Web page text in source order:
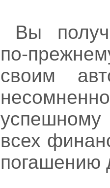
Вы
по-
своим
всех
погашению